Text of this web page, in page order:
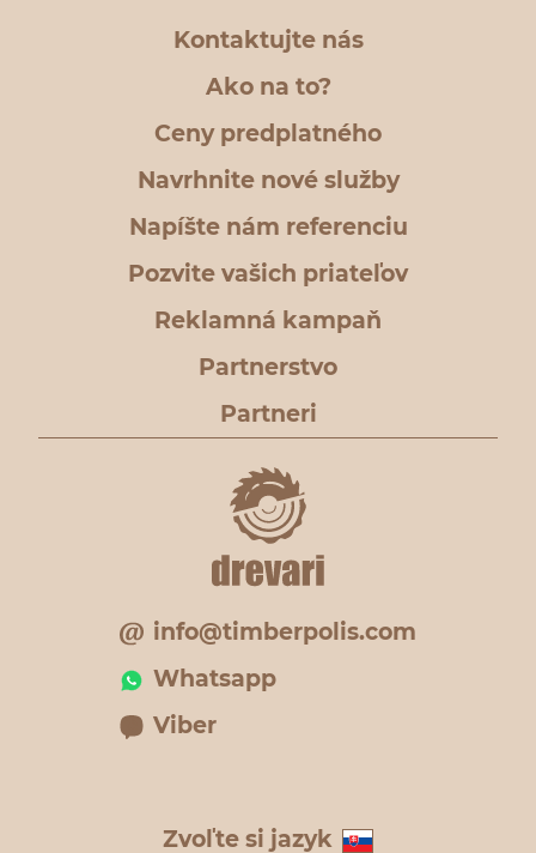
Kontaktujte nás
Ako na to?
Ceny predplatného
Navrhnite nové služby
Napíšte nám referenciu
Pozvite vašich priateľov
Reklamná kampaň
Partnerstvo
Partneri
info@timberpolis.com
Whatsapp
Viber
Zvoľte si jazyk